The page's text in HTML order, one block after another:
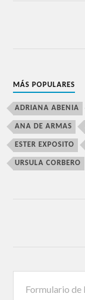
MÁS POPULARES
ADRIANA ABENIA
ANA DE ARMAS
ESTER EXPOSITO
URSULA CORBERO